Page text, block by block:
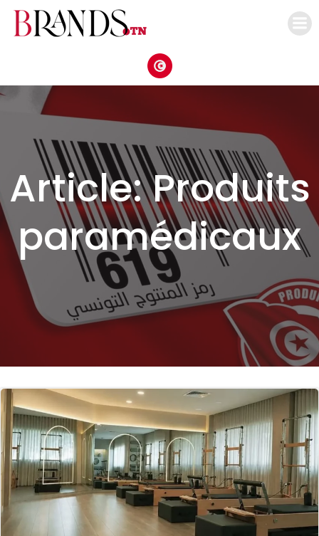
Article: Produits
paramédicaux